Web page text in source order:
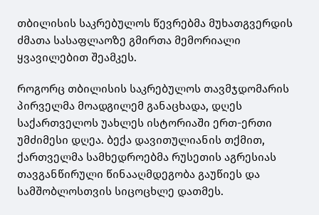
თბილისის საკრებულოს წევრებმა მუხათგვერდის
ძმათა სასაფლაოზე გმირთა მემორიალი
ყვავილებით შეამკეს.
როგორც თბილისის საკრებულოს თავმჯდომარის
პირველმა მოადგილემ განაცხადა, დღეს
საქართველოს უახლეს ისტორიაში ერთ-ერთი
უმძიმესი დღეა. ბექა დავითულიანის თქმით,
ქართველმა სამხედროებმა რუსეთის აგრესიას
თავგანწირული წინააღმდეგობა გაუწიეს და
სამშობლოსთვის სიცოცხლე დათმეს.